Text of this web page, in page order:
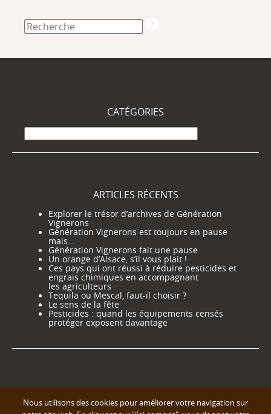
CATÉGORIES
Catégories
ARTICLES RÉCENTS
Explorer le trésor d’archives de Génération
Vignerons
Génération Vignerons est toujours en pause
mais…
Génération Vignerons fait une pause
Un orange d’Alsace, s’il vous plait !
Ces pays qui ont réussi à réduire pesticides et
engrais chimiques en accompagnant
les agriculteurs
Tequila ou Mescal, faut-il choisir ?
Le sens de la fête
Pesticides : quand les équipements censés
protéger exposent davantage
Nous utilisons des cookies pour améliorer votre navigation sur